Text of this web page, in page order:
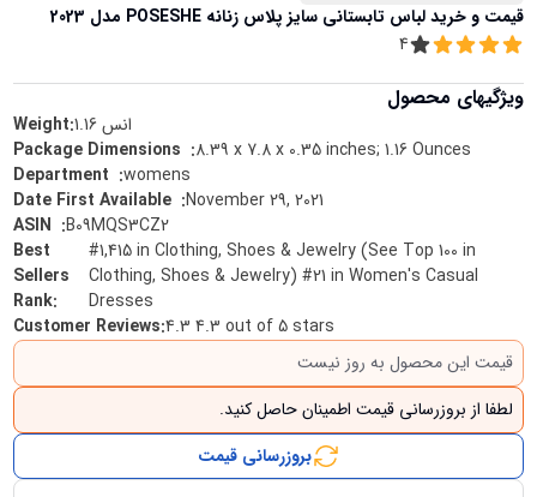
قیمت و خریدلباس تابستانی سایز پلاس زنانه POSESHE مدل 2023
4
ویژگیهای محصول
Weight:1.16 انس
:8.39 x 7.8 x 0.35 inches; 1.16 Ounces
:womens
:November 29, 2021
:B09MQS3CZ2
Best
Sellers
Rank:
#1,415 in Clothing, Shoes & Jewelry (See Top 100 in
Clothing, Shoes & Jewelry) #21 in Women's Casual
Dresses
Customer Reviews:4.3 4.3 out of 5 stars
قیمت این محصول به روز نیست
لطفا از بروزرسانی قیمت اطمینان حاصل کنید.
بروزرسانی قیمت